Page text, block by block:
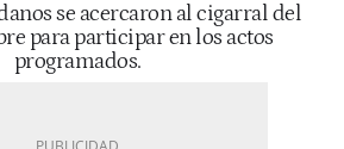
se acercaron al cigarral del
para participar en los actos
programados.